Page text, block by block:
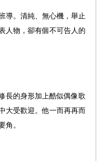
導。清純、無心機，舉止
人物，卻有個不可告人的
長的身形加上酷似偶像歌
大受歡迎。他一而再再而
角。